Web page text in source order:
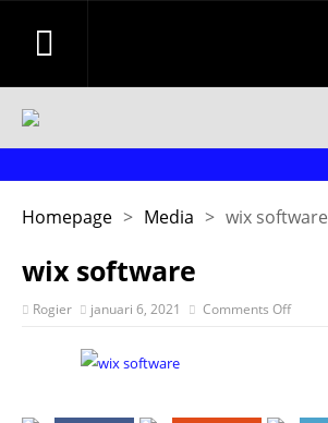
Homepage > Media > wix software
wix software
Rogier januari 6, 2021 Comments Off